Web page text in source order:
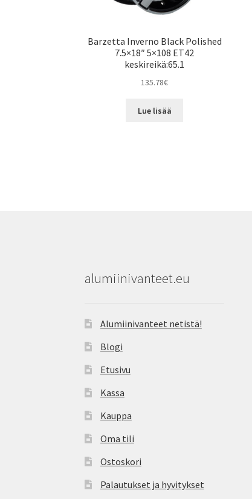
Barzetta Inverno Black Polished
7.5×18″ 5×108 ET42
keskireikä:65.1
135.78€
Lue lisää
alumiinivanteet.eu
Alumiinivanteet netistä!
Blogi
Etusivu
Kassa
Kauppa
Oma tili
Ostoskori
Palautukset ja hyvitykset